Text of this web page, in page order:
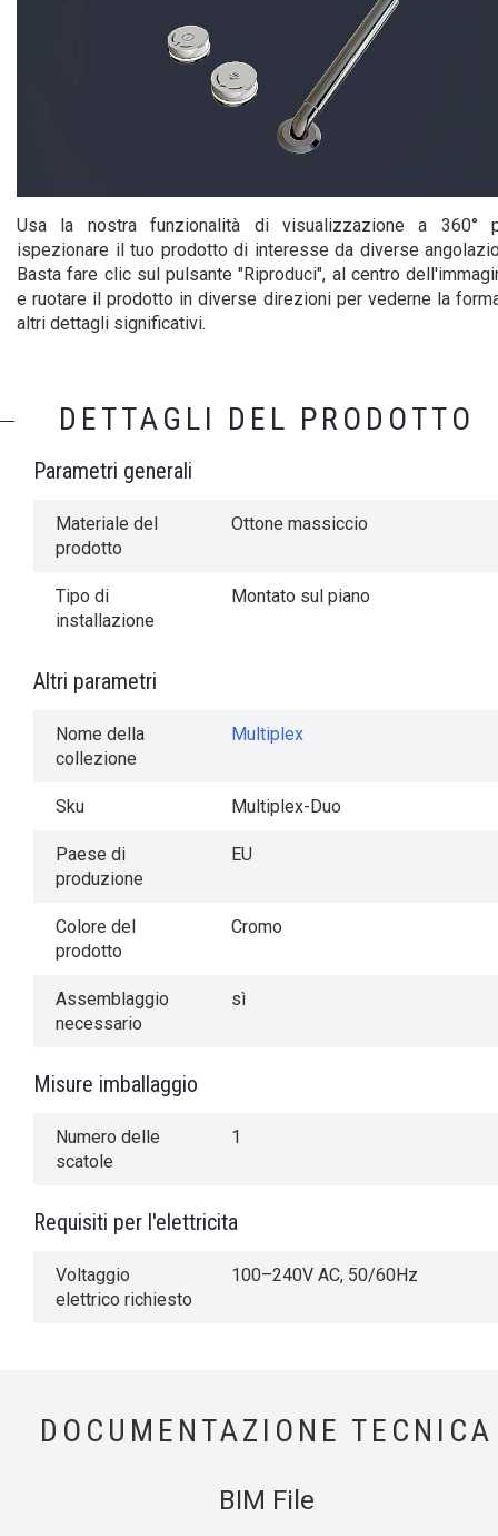
Oppure consente l'integrazione ad un rubinetto
decorativo a scelta come il rubinetto di
Aquatica Italia Waterfall
Tre impostazioni indipendenti per la
regolazione della temperatura, per la famiglia
Luci per indicare la temperatura e il flusso
dell'acqua
La luce lampeggiante si ferma quando viene
raggiunta la temperatura dell'acqua
Potrebbe essere installato su bordi vasca
Usa la nostra funzionalità di visualizzazione a 360°
ispezionare il tuo prodotto di interesse da diverse
Basta fare clic sul pulsante "Riproduci", al centro
e ruotare il prodotto in diverse direzioni per vederne la
altri dettagli significativi.
DETTAGLI DEL PRODOTTO
Parametri generali
Materiale del
prodotto
Ottone massiccio
Tipo di
installazione
Montato sul piano
Altri parametri
Nome della
collezione
Multiplex
Sku Multiplex-Duo
Paese di
produzione
EU
Colore del
prodotto
Cromo
Assemblaggio
necessario
sì
Misure imballaggio
Numero delle
scatole
1
Requisiti per l'elettricita
Voltaggio
elettrico richiesto
100–240V AC, 50/60Hz
DOCUMENTAZIONE TECNICA
BIM File